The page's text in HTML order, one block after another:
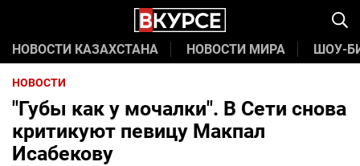
НОВОСТИ КАЗАХСТАНА НОВОСТИ МИРА ШОУ-
НОВОСТИ
"Губы как у мочалки". В Сети снова
критикуют певицу Макпал
Исабекову